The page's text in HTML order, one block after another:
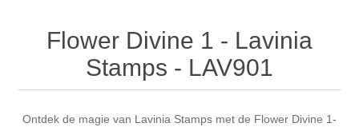
60 bij 40 cm
Inkt
Inkleuren
Distress
Ranger
Art Journal 2024
Flower Divine 1 - Lavinia
Stamps - LAV901
Ontdek de magie van Lavinia Stamps met de Flower Divine 1-